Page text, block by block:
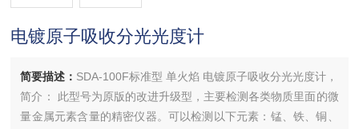
电镀原子吸收分光光度计
简要描述： SDA-100F标准型 单火焰 电镀原子吸收分光光度计，
简介： 此型号为原版的改进升级型，主要检测各类物质里面的微
量金属元素含量的精密仪器。可以检测以下元素：锰、铁、铜、